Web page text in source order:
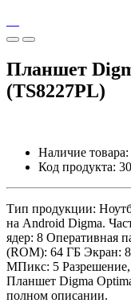
Планшет
(TS8227PL)
Наличие товара:
Код продукта:
Тип продукции:
на Android Digma.
ядер: 8 Оперативная
(ROM): 64 ГБ Экран:
МПикс: 5 Разрешение,
Планшет Digma
полном описании.